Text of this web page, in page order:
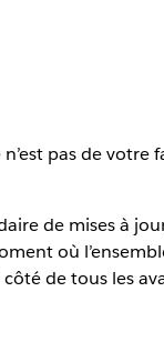
pas de votre
de mises à
où
de tous les